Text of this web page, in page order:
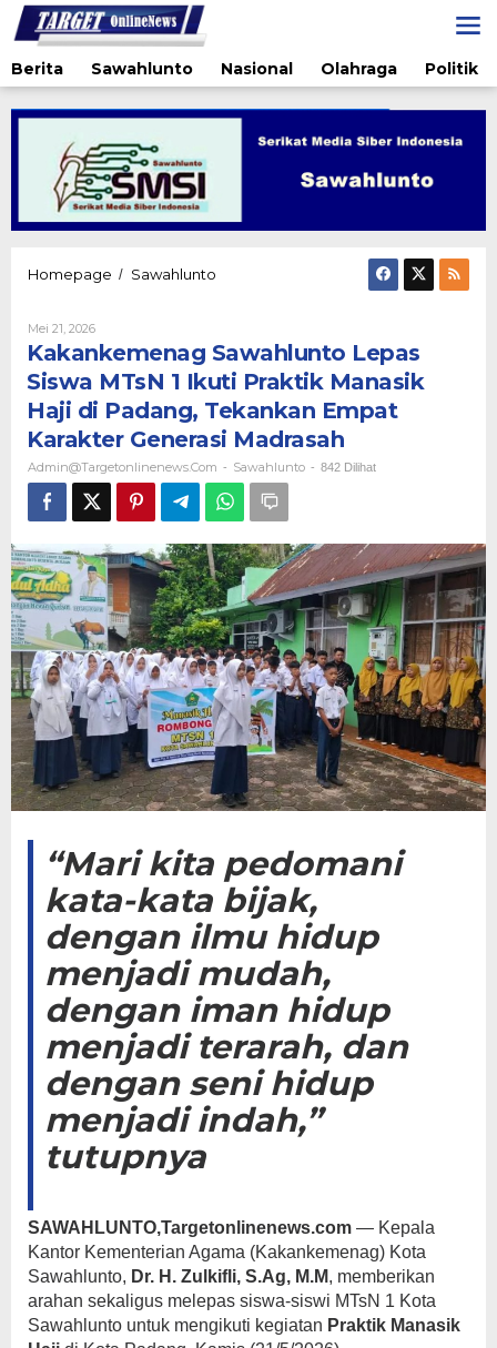
Lewati
ke
konten
Berita
Sawahlunto Nasional Olahraga Politik
Homepage / Sawahlunto
MTsN
Ikuti
Praktik
Manasik
Haji
di
Padang,
Tekankan
Karakter
Generasi
Madrasah
Mei 21, 2026Oleh
Admin@targetonlinenews.com
Kakankemenag Sawahlunto Lepas
Siswa MTsN 1 Ikuti Praktik Manasik
Haji di Padang, Tekankan Empat
Karakter Generasi Madrasah
Admin@targetonlinenews.com - Sawahlunto - 842 Dilihat
“Mari kita pedomani
kata-kata bijak,
dengan ilmu hidup
menjadi mudah,
dengan iman hidup
menjadi terarah, dan
dengan seni hidup
menjadi indah,”
tutupnya
SAWAHLUNTO,Targetonlinenews.com — Kepala
Kantor Kementerian Agama (Kakankemenag) Kota
Sawahlunto, Dr. H. Zulkifli, S.Ag, M.M, memberikan
arahan sekaligus melepas siswa-siswi MTsN 1 Kota
Sawahlunto untuk mengikuti kegiatan Praktik Manasik